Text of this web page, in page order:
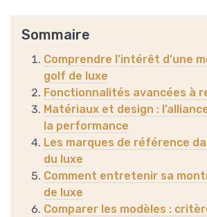
Sommaire
Comprendre l’intérêt d’une
golf de luxe
Fonctionnalités avancées à
Matériaux et design :
la performance
Les marques de référence
du luxe
Comment entretenir sa
de luxe
Comparer les modèles :